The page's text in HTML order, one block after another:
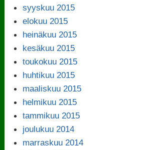
syyskuu 2015
elokuu 2015
heinäkuu 2015
kesäkuu 2015
toukokuu 2015
huhtikuu 2015
maaliskuu 2015
helmikuu 2015
tammikuu 2015
joulukuu 2014
marraskuu 2014